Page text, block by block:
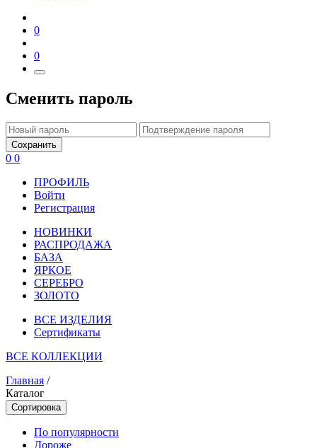
0
0
Сменить пароль
Сохранить
0 0
ПРОФИЛЬ
Войти
Регистрация
НОВИНКИ
РАСПРОДАЖА
БАЗА
ЯРКОЕ
СЕРЕБРО
ЗОЛОТО
ВСЕ ИЗДЕЛИЯ
Сертификаты
ВСЕ КОЛЛЕКЦИИ
Главная /
Каталог
Сортировка
По популярности
Дороже